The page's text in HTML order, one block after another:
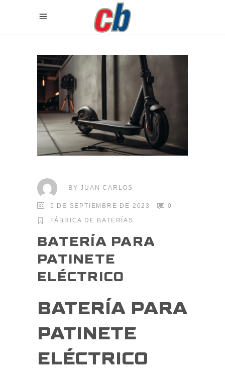
BYJUAN CARLOS
5 DE SEPTIEMBRE DE 2023 0
FÁBRICA DE BATERÍAS
BATERÍA PARA
PATINETE
ELÉCTRICO
BATERÍA PARA
PATINETE
ELÉCTRICO